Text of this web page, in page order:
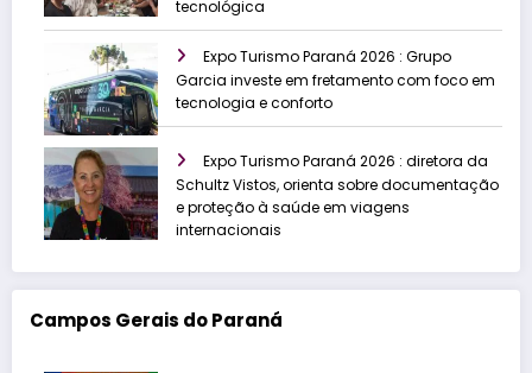
tecnológica
Expo Turismo Paraná 2026 : Grupo
Garcia investe em fretamento com foco em
tecnologia e conforto
Expo Turismo Paraná 2026 : diretora da
Schultz Vistos, orienta sobre documentação
e proteção à saúde em viagens
internacionais
Campos Gerais do Paraná